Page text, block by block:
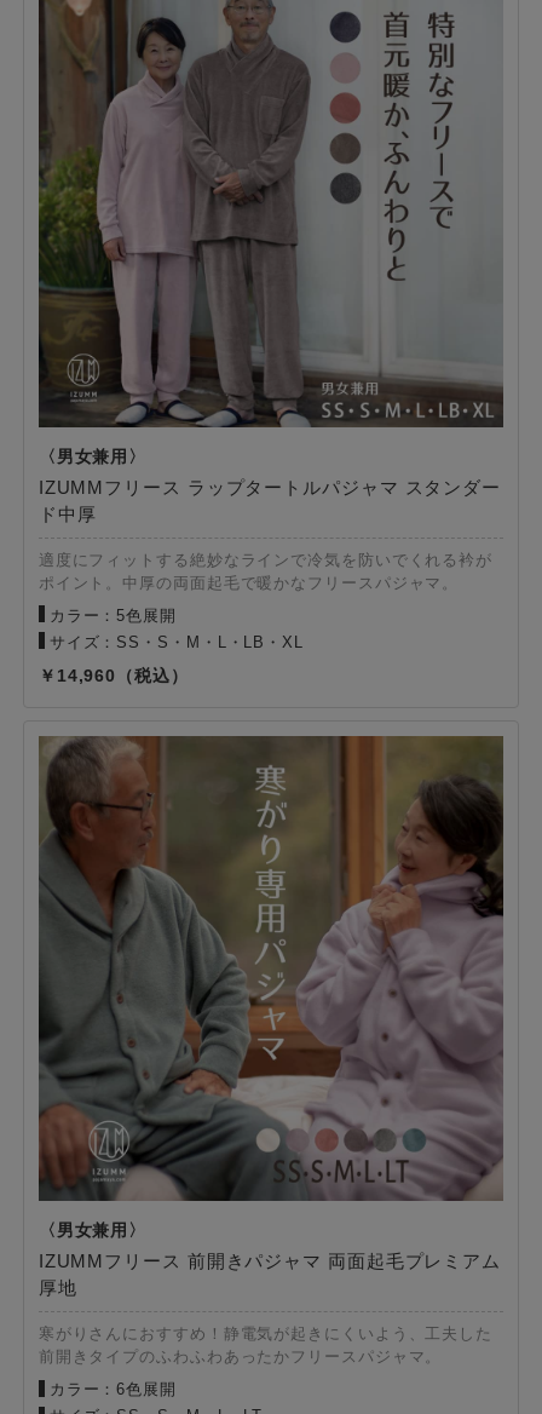
IZUMMフリース ラップタートルパジャマ スタンダー
ド中厚
適度にフィットする絶妙なラインで冷気を防いでくれる衿が
ポイント。中厚の両面起毛で暖かなフリースパジャマ。
カラー：5色展開
サイズ：SS・S・M・L・LB・XL
14,960
IZUMMフリース 前開きパジャマ 両面起毛プレミアム
厚地
寒がりさんにおすすめ！静電気が起きにくいよう、工夫した
前開きタイプのふわふわあったかフリースパジャマ。
カラー：6色展開